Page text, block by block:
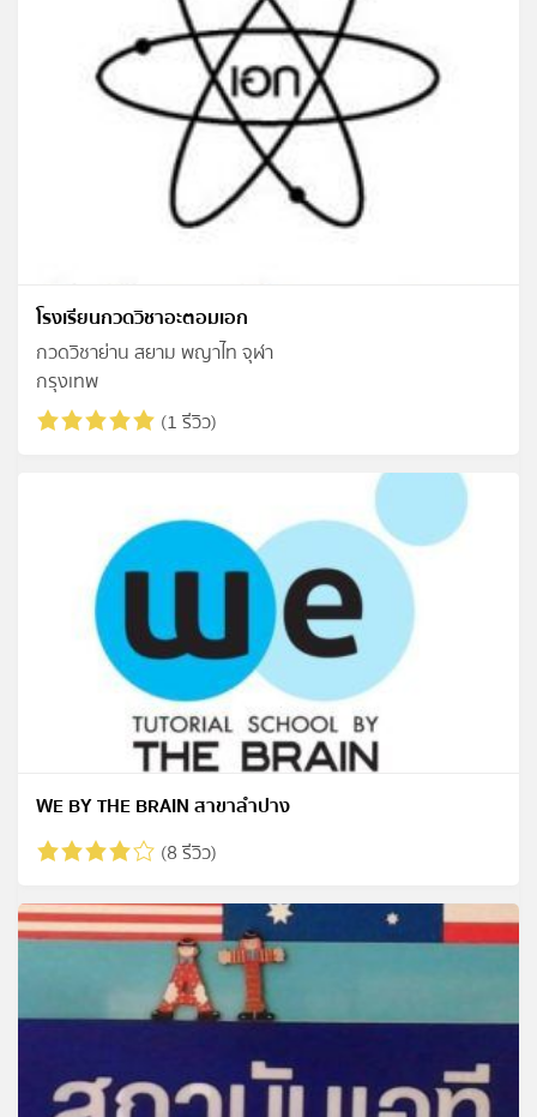
โรงเรียนกวดวิชาอะตอมเอก
กวดวิชาย่าน สยาม พญาไท จุฬา
กรุงเทพ
(1 รีวิว)
WE BY THE BRAIN สาขาลำปาง
(8 รีวิว)